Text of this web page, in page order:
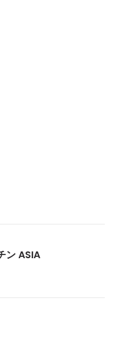
ン ASIA